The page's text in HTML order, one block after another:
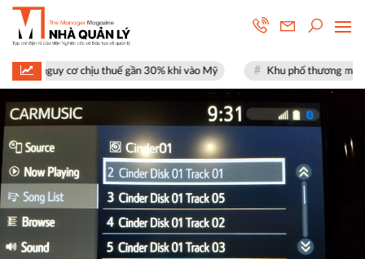
nguy cơ chịu thuế gần 30% khi vào Mỹ Khu phố thương mại SOHO